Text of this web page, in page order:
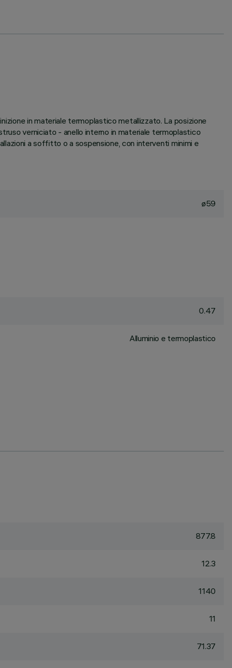
in materiale termoplastico metallizzato. La posizione
verniciato - anello interno in materiale termoplastico
a soffitto o a sospensione, con interventi minimi e
ø59
0.47
Alluminio e termoplastico
877.8
12.3
1140
11
71.37